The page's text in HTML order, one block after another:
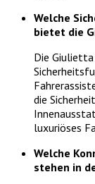
Welche
bietet die
Die
die
luxuriöses
Welche
stehen in